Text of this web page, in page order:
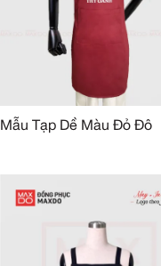
Mẫu Tạp Dề Màu Đỏ Đô